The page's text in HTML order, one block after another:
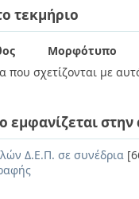
τεκμήριο
Μορφότυπο
που σχετίζονται με
εμφανίζεται
Δ.Ε.Π. σε συνέδρια